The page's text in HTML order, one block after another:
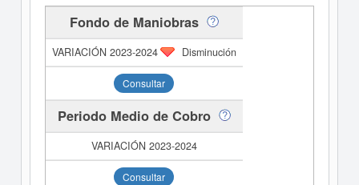
Fondo de Maniobras
Disminución
Consultar
Periodo Medio de Cobro
Consultar